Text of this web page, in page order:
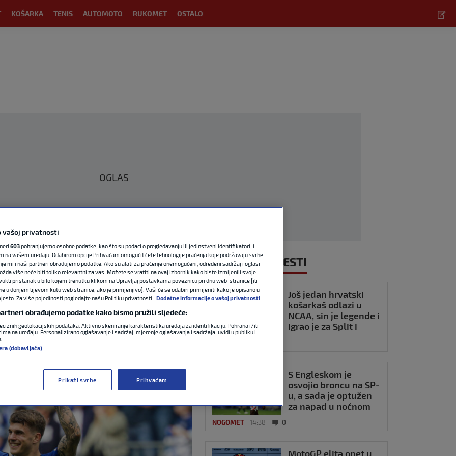
KOŠARKA TENIS AUTOMOTO RUKOMET OSTALO
OGLAS
HSV-a, ali ostaje
1 komentar
NAJNOVIJE VIJESTI
Još jedan hrvatski
košarkaš odlazi u
NCAA, sin je legende i
igrao je za Split i
S Engleskom je
osvojio broncu na SP-
u, a sada je optužen
za napad u noćnom
NOGOMET 14:38 0
MotoGP elita opet u
vašoj privatnosti
603pohranjujemo osobne podatke, kao što su podaci o pregledavanju ili jedinstveni identifikatori, i
na vašem uređaju. Odabirom opcije Prihvaćam omogućit ćete tehnologije praćenja koje podržavaju svrhe
mi i naši partneri obrađujemo podatke. Ako su alati za praćenje onemogućeni, određeni sadržaj i oglasi
više neće biti toliko relevantni za vas. Možete se vratiti na ovaj izbornik kako biste izmijenili svoje
pristanak u bilo kojem trenutku klikom na Upravljaj postavkama poveznicu pri dnu web-stranice [ili
u donjem lijevom kutu web stranice, ako je primjenjivo]. Vaši će se odabiri primijeniti kako je opisano u
Za više pojedinosti pogledajte našu Politiku privatnosti.
Dodatne informacije o vašoj privatnosti
obrađujemo podatke kako bismo pružili sljedeće:
geolokacijskih podataka. Aktivno skeniranje karakteristika uređaja za identifikaciju. Pohrana i/ili
na uređaju. Personalizirano oglašavanje i sadržaj, mjerenje oglašavanja i sadržaja, uvidi u publiku i
(dobavljača)
Prikaži svrhe Prihvaćam